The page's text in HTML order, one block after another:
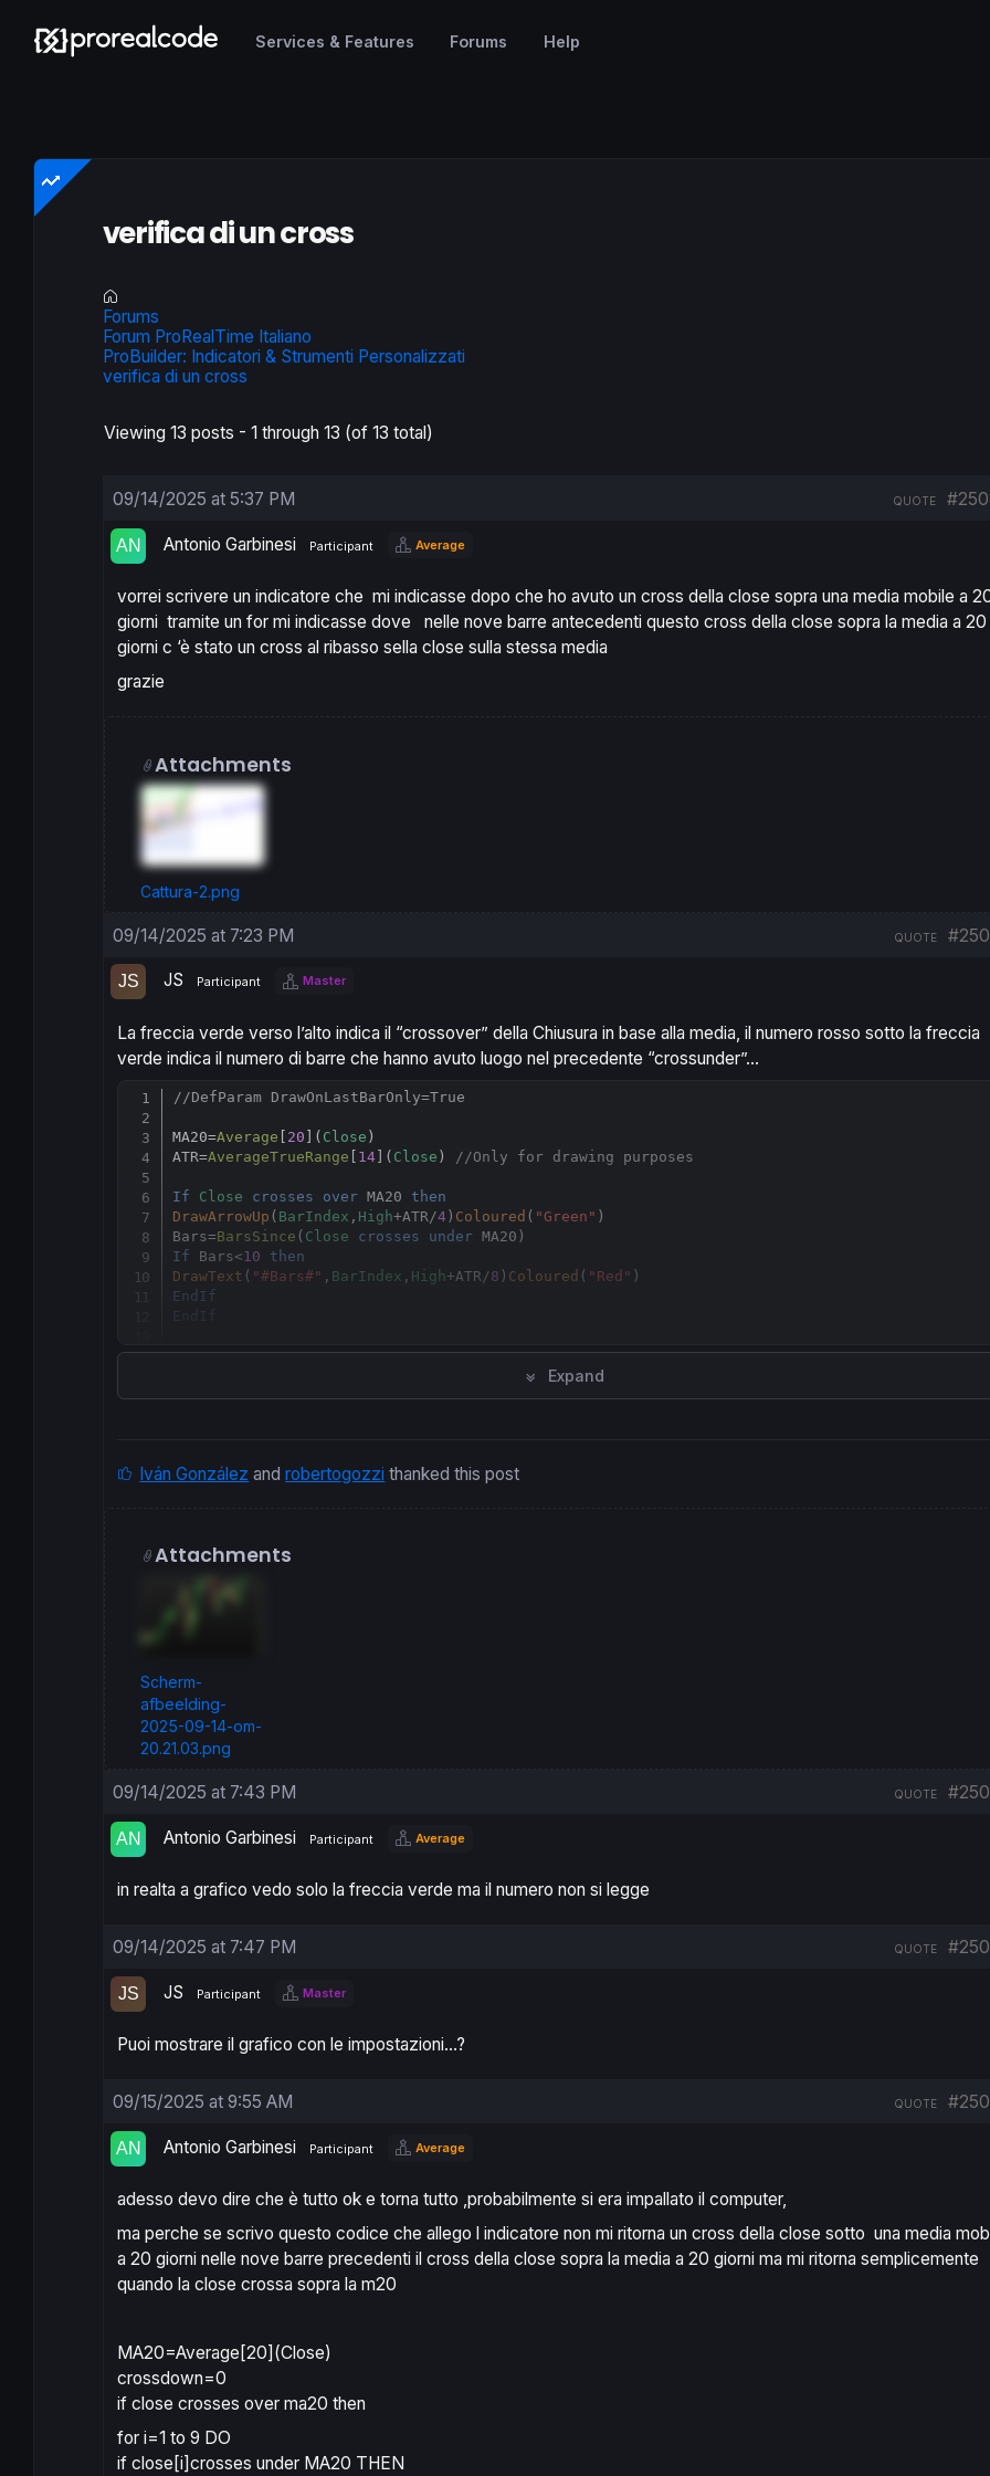
Services & Features Forums Help
verifica di un cross
Forums
Forum ProRealTime Italiano
ProBuilder: Indicatori & Strumenti Personalizzati
verifica di un cross
Viewing 13 posts - 1 through 13 (of 13 total)
09/14/2025 at 5:37 PM QUOTE
Antonio Garbinesi Participant Average
vorrei scrivere un indicatore che mi indicasse dopo che ho avuto un cross della close sopra una media mobile a
giorni tramite un for mi indicasse dove nelle nove barre antecedenti questo cross della close sopra la media a 20
giorni c ‘è stato un cross al ribasso sella close sulla stessa media
grazie
Attachments
Cattura-2.png
09/14/2025 at 7:23 PM QUOTE
JS Participant Master
La freccia verde verso l’alto indica il “crossover” della Chiusura in base alla media, il numero rosso sotto la freccia
verde indica il numero di barre che hanno avuto luogo nel precedente “crossunder”…
//DefParam DrawOnLastBarOnly=True
MA20=Average [ 20 ]( Close )
ATR=AverageTrueRange [ 14]( Close ) //Only for drawing purposes
If Close crosses over MA20 then
DrawArrowUp ( BarIndex , High+ATR/4 ) Coloured ( "Green" )
Bars=BarsSince ( Close crosses under
If Bars<10
then
DrawText ( "#Bars#" , BarIndex , High+ATR/8 ) Coloured ( "Red"
EndIf
EndIf
Return MA20
Expand
Iván González androbertogozzi thanked this post
Attachments
Scherm­
afbeelding-
2025-09-14-om-
20.21.03.png
09/14/2025 at 7:43 PM QUOTE
Antonio Garbinesi Participant Average
in realta a grafico vedo solo la freccia verde ma il numero non si legge
09/14/2025 at 7:47 PM QUOTE
JS Participant Master
Puoi mostrare il grafico con le impostazioni…?
09/15/2025 at 9:55 AM QUOTE
Antonio Garbinesi Participant Average
adesso devo dire che è tutto ok e torna tutto ,probabilmente si era impallato il computer,
ma perche se scrivo questo codice che allego l indicatore non mi ritorna un cross della close sotto una media
a 20 giorni nelle nove barre precedenti il cross della close sopra la media a 20 giorni ma mi ritorna semplicemente
quando la close crossa sopra la m20
MA20=Average[20](Close)
crossdown=0
if close crosses over ma20 then
for i=1 to 9 DO
if close[i]crosses under MA20 THEN